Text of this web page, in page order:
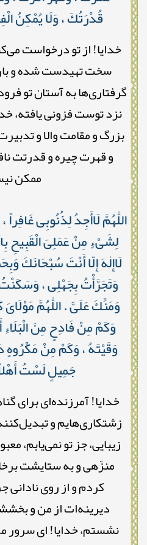
قُدْرَتُكَ ، وَلَا يُمْكِنُ
خدایا! از تو درخواست
سخت تهیدست شده و
گرفتاری‌ها به آستان تو
نزد توست فزونی یافته،
بزرگ و مقامت والا و
و قهرت چیره و قدرتت
ممکن
اللّٰهُمَّ لَاأَجِدُ لِذُنُوبِى غَافِراً
لِشَىْءٍ مِنْ عَمَلِىَ الْقَبِيحِ
لَاإِلٰهَ إِلّا أَنْتَ سُبْحَانَكَ
وَتَجَرَّأْتُ بِجَهْلِى ،
وَمَنِّكَ عَلَىَّ . اللّٰهُمَّ
وَكَمْ مِنْ فَادِحٍ مِنَ
وَقَيْتَهُ ، وَكَمْ مِنْ مَكْرُوهٍ
جَمِيلٍ لَسْتُ
خدایا! آمرزنده‌ای برای
زشتکاری‌هایم و
زیبایی، جز تو نمی‌یابم،
منزّهی و به ستایشت
کردم و از روی نادانی
دیرینه‌ات از من و
نشستم، خدایا! ای سرور